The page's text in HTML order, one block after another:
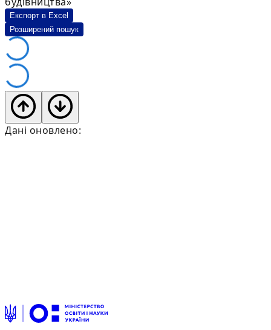
Експорт в Excel
Розширений пошук
Дані оновлено: